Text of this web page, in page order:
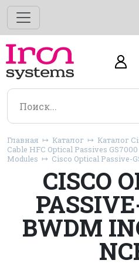
Главная Каталог Каталог
Cable HFC Optical Passives
Modules
Cisco Optical Passive-
CISCO
BWDM